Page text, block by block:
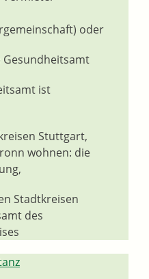
oder
ist
Stuttgart,
wohnen: die
Stadtkreisen
des